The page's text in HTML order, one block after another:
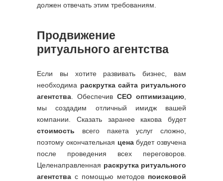
должен отвечать этим требованиям.
Продвижение
ритуального агентства
Если вы хотите развивать бизнес, вам
необходима раскрутка сайта ритуального
агентства . Обеспечив СЕО оптимизацию
мы создадим отличный имидж вашей
компании. Сказать заранее какова будет
стоимость всего пакета услуг сложно,
поэтому окончательная ценабудет озвучена
после проведения всех переговоров.
Целенаправленная раскрутка ритуального
агентства с помощью методов поисковой